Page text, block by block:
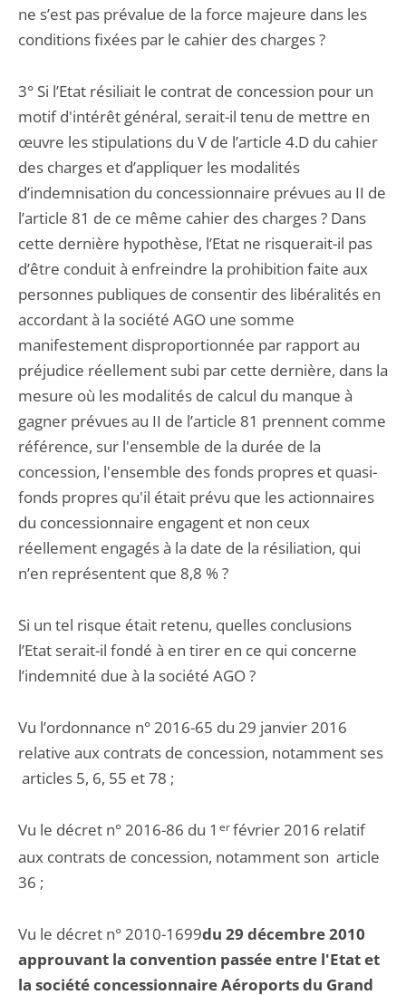
ne s’est pas prévalue de la force majeure dans les
conditions fixées par le cahier des charges ?
3° Si l’Etat résiliait le contrat de concession pour un
motif d'intérêt général, serait-il tenu de mettre en
œuvre les stipulations du V de l’article 4.D du cahier
des charges et d’appliquer les modalités
d’indemnisation du concessionnaire prévues au II de
l’article 81 de ce même cahier des charges ? Dans
cette dernière hypothèse, l’Etat ne risquerait-il pas
d’être conduit à enfreindre la prohibition faite aux
personnes publiques de consentir des libéralités en
accordant à la société AGO une somme
manifestement disproportionnée par rapport au
préjudice réellement subi par cette dernière, dans la
mesure où les modalités de calcul du manque à
gagner prévues au II de l’article 81 prennent comme
référence, sur l'ensemble de la durée de la
concession, l'ensemble des fonds propres et quasi-
fonds propres qu'il était prévu que les actionnaires
du concessionnaire engagent et non ceux
réellement engagés à la date de la résiliation, qui
n’en représentent que 8,8 % ?
Si un tel risque était retenu, quelles conclusions
l’Etat serait-il fondé à en tirer en ce qui concerne
l’indemnité due à la société AGO ?
Vu l’ordonnance n° 2016-65 du 29 janvier 2016
relative aux contrats de concession, notamment ses
articles 5, 6, 55 et 78 ;
Vu le décret n° 2016-86 du 1 erfévrier 2016 relatif
aux contrats de concession, notamment son article
36 ;
Vu le décret n° 2010-1699du 29 décembre 2010
approuvant la convention passée entre l'Etat et
la société concessionnaire Aéroports du Grand